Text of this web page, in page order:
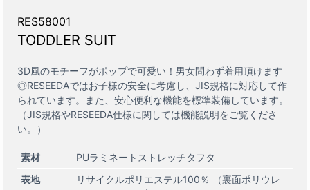
RES58001
TODDLER SUIT
3D風のモチーフがポップで可愛い！男女問わず着用頂けます
◎RESEEDAではお子様の安全に考慮し、JIS規格に対応して作
られています。また、安心便利な機能を標準装備しています。
（JIS規格やRESEEDA仕様に関しては機能説明をご覧くださ
い。）
素材
PUラミネートストレッチタフタ
表地
リサイクルポリエステル100％ （裏面ポリウレ